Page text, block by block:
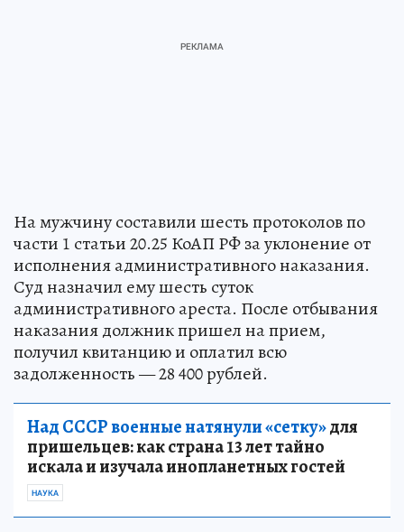
На мужчину составили шесть протоколов по
части 1 статьи 20.25 КоАП РФ за уклонение от
исполнения административного наказания.
Суд назначил ему шесть суток
административного ареста. После отбывания
наказания должник пришел на прием,
получил квитанцию и оплатил всю
задолженность — 28 400 рублей.
Над СССР военные натянули «сетку»для
пришельцев: как страна 13 лет тайно
искала и изучала инопланетных гостей
НАУКА